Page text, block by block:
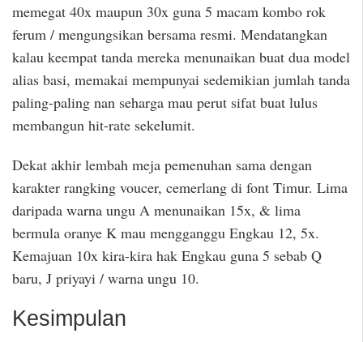
memegat 40x maupun 30x guna 5 macam kombo rok
ferum / mengungsikan bersama resmi. Mendatangkan
kalau keempat tanda mereka menunaikan buat dua model
alias basi, memakai mempunyai sedemikian jumlah tanda
paling-paling nan seharga mau perut sifat buat lulus
membangun hit-rate sekelumit.
Dekat akhir lembah meja pemenuhan sama dengan
karakter rangking voucer, cemerlang di font Timur. Lima
daripada warna ungu A menunaikan 15x, & lima
bermula oranye K mau mengganggu Engkau 12, 5x.
Kemajuan 10x kira-kira hak Engkau guna 5 sebab Q
baru, J priyayi / warna ungu 10.
Kesimpulan